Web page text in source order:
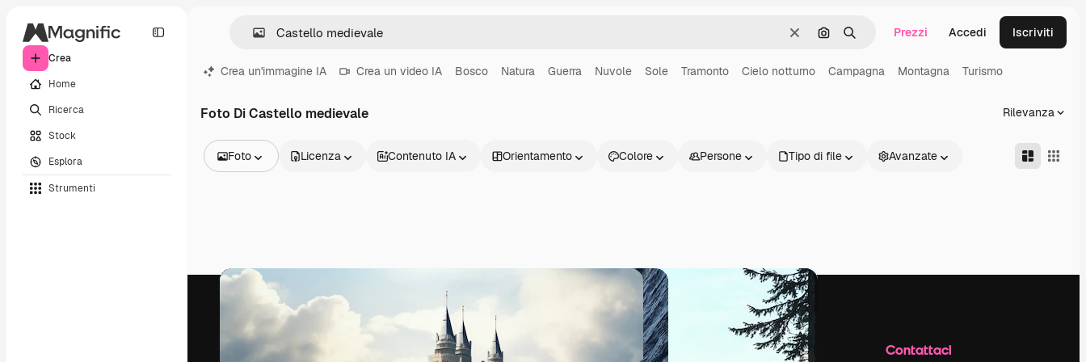
Crea
Home
Ricerca
Stock
Esplora
Strumenti
CancellaCerca per immagine
Ricerca Prezzi Accedi Iscriviti
Crea un'immagine IA Crea un video IA Bosco Natura Guerra Nuvole Sole Tramonto Cielo notturno Campagna Montagna Turismo
Foto Di Castello medievale Rilevanza
Foto
Video
Motion graphic
Modelli di video
Modelli 3D
Licenza Contenuto IA Orientamento Colore Persone Tipo di file Avanzate
Inizia Azienda Contattaci